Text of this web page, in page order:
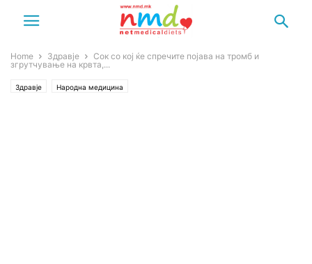
Home Здравје
Сок со кој ќе спречите појава на тромб и
згрутчување на крвта,...
Здравје Народна медицина